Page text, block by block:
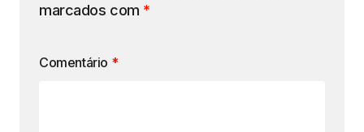
marcados com *
Comentário *